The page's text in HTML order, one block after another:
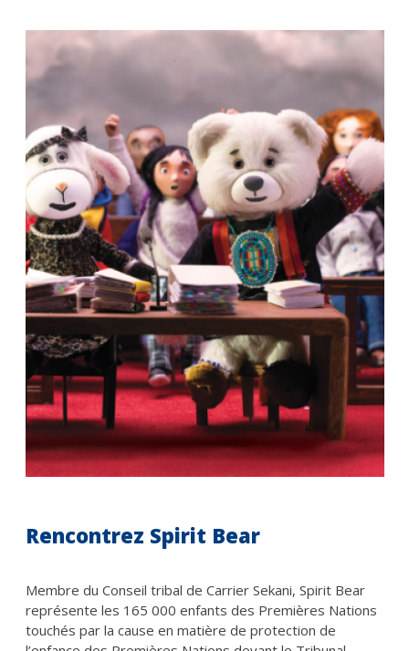
Rencontrez Spirit Bear
Membre du Conseil tribal de Carrier Sekani, Spirit Bear
représente les 165 000 enfants des Premières Nations
touchés par la cause en matière de protection de